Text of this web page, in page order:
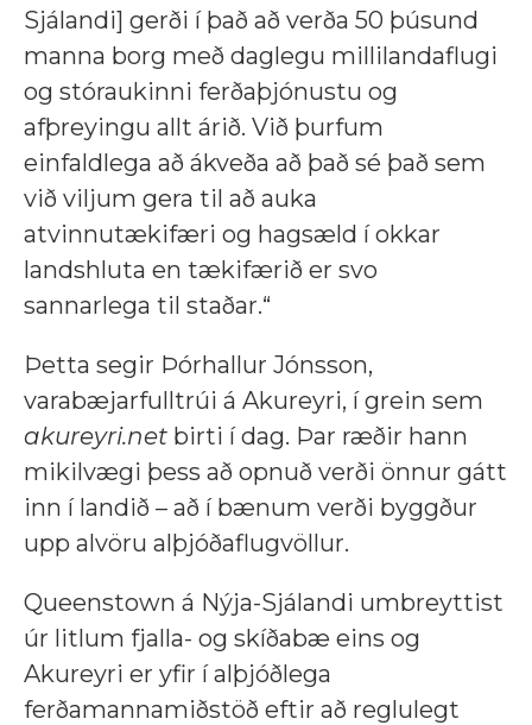
Sjálandi] gerði í það að verða 50 þúsund
manna borg með daglegu millilandaflugi
og stóraukinni ferðaþjónustu og
afþreyingu allt árið. Við þurfum
einfaldlega að ákveða að það sé það sem
við viljum gera til að auka
atvinnutækifæri og hagsæld í okkar
landshluta en tækifærið er svo
sannarlega til staðar.“
Þetta segir Þórhallur Jónsson,
varabæjarfulltrúi á Akureyri, í grein sem
akureyri.net birti í dag. Þar ræðir hann
mikilvægi þess að opnuð verði önnur gátt
inn í landið – að í bænum verði byggður
upp alvöru alþjóðaflugvöllur.
Queenstown á Nýja-Sjálandi umbreyttist
úr litlum fjalla- og skíðabæ eins og
Akureyri er yfir í alþjóðlega
ferðamannamiðstöð eftir að reglulegt